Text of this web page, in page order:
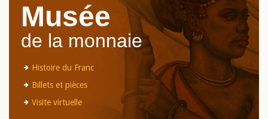
Musée
de la monnaie
Histoire du Franc
Billets et pièces
Visite virtuelle